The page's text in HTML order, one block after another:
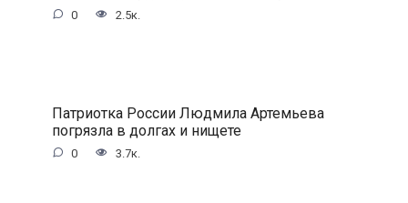
0 2.5к.
Патриотка России Людмила Артемьева
погрязла в долгах и нищете
0 3.7к.